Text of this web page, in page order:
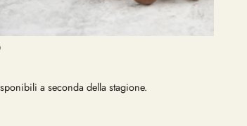
a seconda della stagione.